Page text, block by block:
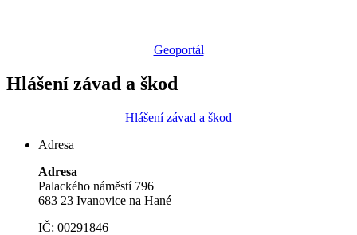
Geoportál
Hlášení závad a škod
Hlášení závad a škod
Adresa
Adresa
Palackého náměstí 796
683 23 Ivanovice na Hané
IČ: 00291846